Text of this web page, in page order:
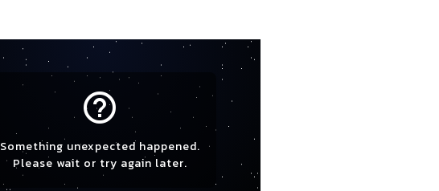
help_outline
Something unexpected happened.
Please wait or try again later.